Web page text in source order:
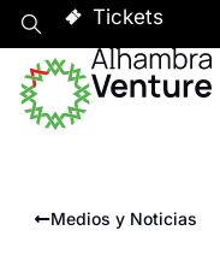
Tickets
Medios y Noticias